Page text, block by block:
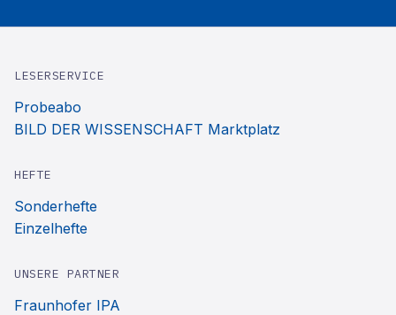
LESERSERVICE
Probeabo
BILD DER WISSENSCHAFT Marktplatz
HEFTE
Sonderhefte
Einzelhefte
UNSERE PARTNER
Fraunhofer IPA